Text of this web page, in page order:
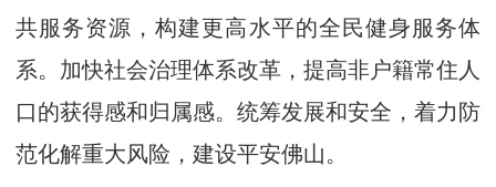
共服务资源，构建更高水平的全民健身服务体
系。加快社会治理体系改革，提高非户籍常住人
口的获得感和归属感。统筹发展和安全，着力防
范化解重大风险，建设平安佛山。